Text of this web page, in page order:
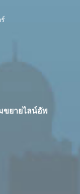
ขยายไลน์อัพ